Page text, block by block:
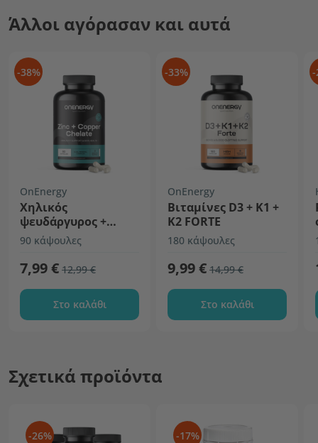
Άλλοι αγόρασαν και αυτά
-38%
OnEnergy
Χηλικός
ψευδάργυρος +
χαλκός
90 κάψουλες
7,99 € 12,99 €
Στο καλάθι
-33%
OnEnergy
Βιταμίνες D3 + K1 +
K2 FORTE
180 κάψουλες
9,99 € 14,99 €
Στο καλάθι
-
Σχετικά προϊόντα
-26% -17%